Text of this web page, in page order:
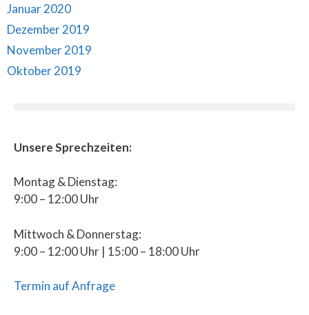
Januar 2020
Dezember 2019
November 2019
Oktober 2019
Unsere Sprechzeiten:
Montag & Dienstag:
9:00 – 12:00 Uhr
Mittwoch & Donnerstag:
9:00 – 12:00 Uhr | 15:00 – 18:00 Uhr
Termin auf Anfrage